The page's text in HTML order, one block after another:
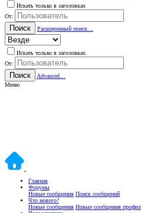
Искать только в заголовках
От:
Поиск Расширенный поиск…
Искать только в заголовках
От:
Поиск
Advanced…
Меню
Главная
Форумы
Новые сообщения Поиск сообщений
Что нового?
Новые сообщения Новые сообщения